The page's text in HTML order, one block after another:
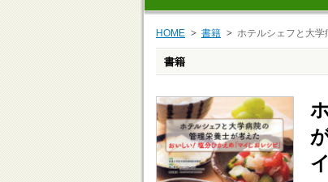
HOME 書籍 ホテルシェフと大学
書籍